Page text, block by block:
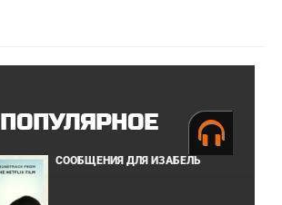
ПОПУЛЯРНОЕ
СООБЩЕНИЯ ДЛЯ ИЗАБЕЛЬ